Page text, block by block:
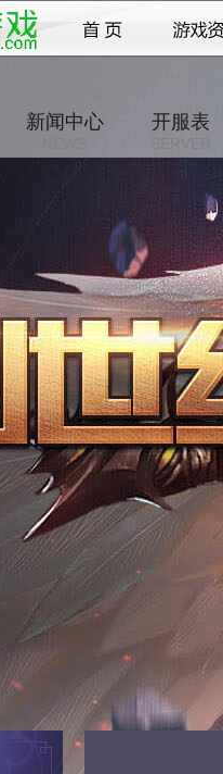
新闻中心 开服表
SERVER